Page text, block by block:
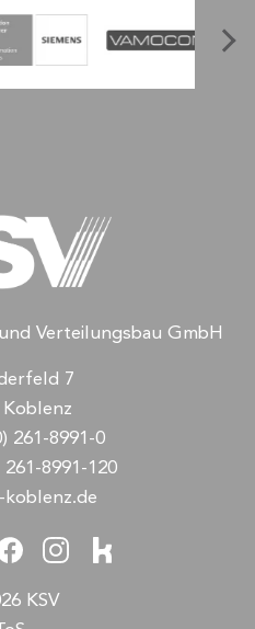
Verteilungsbau GmbH
7
Koblenz
261-8991-0
261-8991-120
koblenz.de
KSV